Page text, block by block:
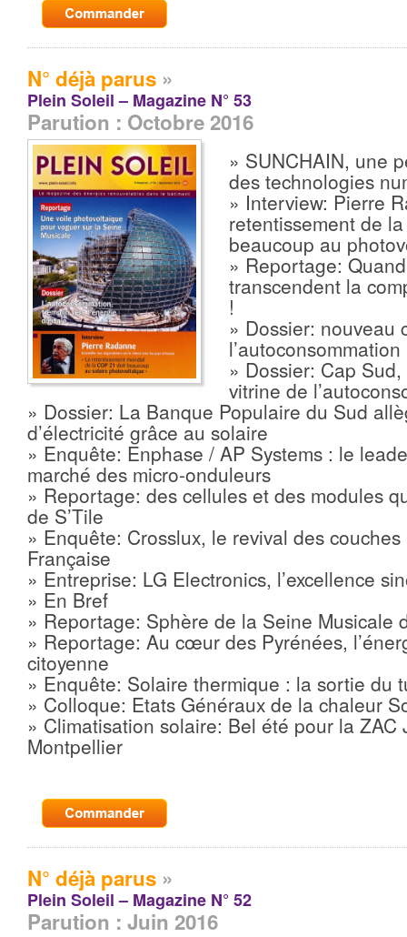
N° déjà parus »
Plein Soleil – Magazine N° 53
Parution : Octobre 2016
» SUNCHAIN, une
des technologies
» Interview: Pierre
retentissement de
beaucoup au
» Reportage:
transcendent la
!
» Dossier: nouveau
l’autoconsommation
» Dossier: Cap
vitrine de
» Dossier: La Banque Populaire du Sud
d’électricité grâce au solaire
» Enquête: Enphase / AP Systems : le
marché des micro-onduleurs
» Reportage: des cellules et des modules
de S’Tile
» Enquête: Crosslux, le revival des
Française
» Entreprise: LG Electronics, l’excellence
» En Bref
» Reportage: Sphère de la Seine Musicale
» Reportage: Au cœur des Pyrénées,
citoyenne
» Enquête: Solaire thermique : la sortie du
» Colloque: Etats Généraux de la chaleur
» Climatisation solaire: Bel été pour la
Montpellier
N° déjà parus »
Plein Soleil – Magazine N° 52
Parution : Juin 2016